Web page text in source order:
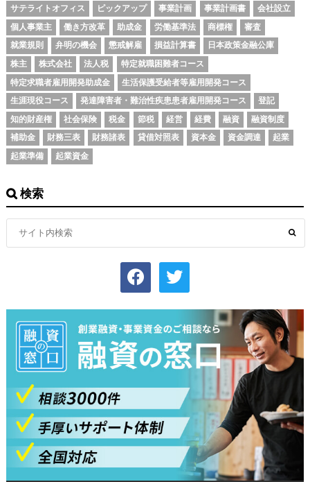
サテライトオフィス
ピックアップ 事業計画 事業計画書
会社設立
個人事業主
働き方改革 助成金 労働基準法 商標権
審査
就業規則
弁明の機会 懲戒解雇 損益計算書
日本政策金融公庫
株主
株式会社 法人税
特定就職困難者コース
特定求職者雇用開発助成金
生活保護受給者等雇用開発コース
生涯現役コース
発達障害者・難治性疾患患者雇用開発コース
登記
知的財産権
社会保険 税金 節税 経営 経費 融資
融資制度
補助金
財務三表 財務諸表 貸借対照表 資本金 資金調達
起業
起業準備
起業資金
検索
facebook twitter